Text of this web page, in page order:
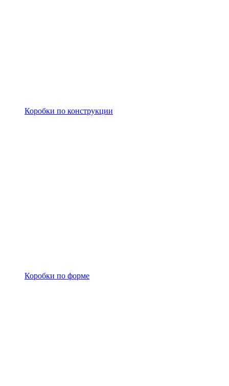
Коробки по конструкции
Коробки по форме